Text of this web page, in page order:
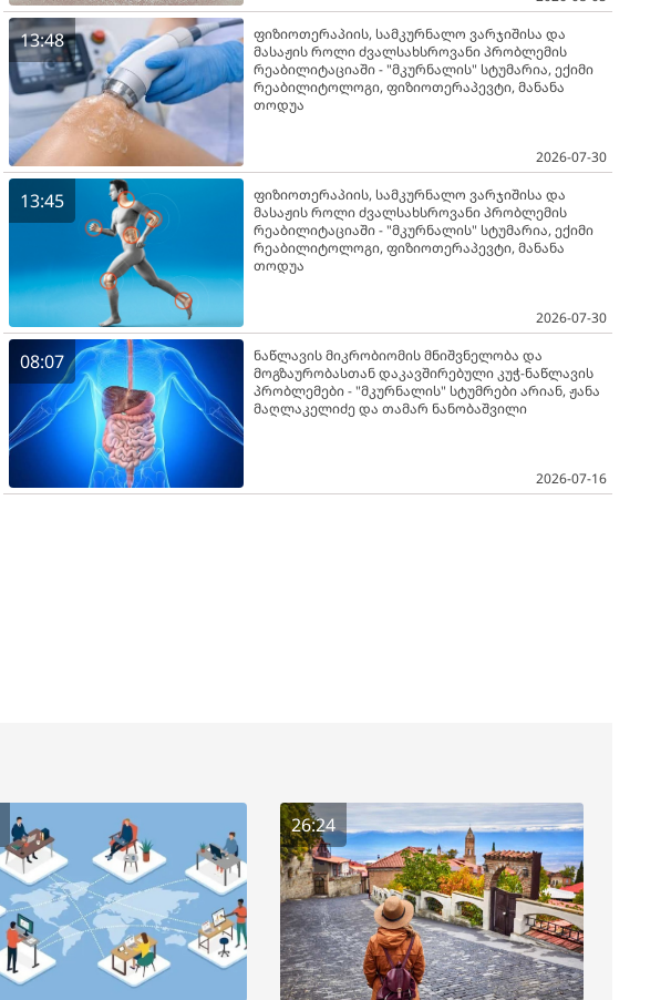
13:48
ფიზიოთერაპიის, სამკურნალო ვარჯიშისა და
მასაჟის როლი ძვალსახსროვანი პრობლემის
რეაბილიტაციაში - "მკურნალის" სტუმარია, ექიმი
რეაბილიტოლოგი, ფიზიოთერაპევტი, მანანა
თოდუა
2026-07-30
13:45
ფიზიოთერაპიის, სამკურნალო ვარჯიშისა და
მასაჟის როლი ძვალსახსროვანი პრობლემის
რეაბილიტაციაში - "მკურნალის" სტუმარია, ექიმი
რეაბილიტოლოგი, ფიზიოთერაპევტი, მანანა
თოდუა
2026-07-30
08:07
ნაწლავის მიკრობიომის მნიშვნელობა და
მოგზაურობასთან დაკავშირებული კუჭ-ნაწლავის
პრობლემები - "მკურნალის" სტუმრები არიან, ჟანა
მაღლაკელიძე და თამარ ნანობაშვილი
2026-07-16
26:24